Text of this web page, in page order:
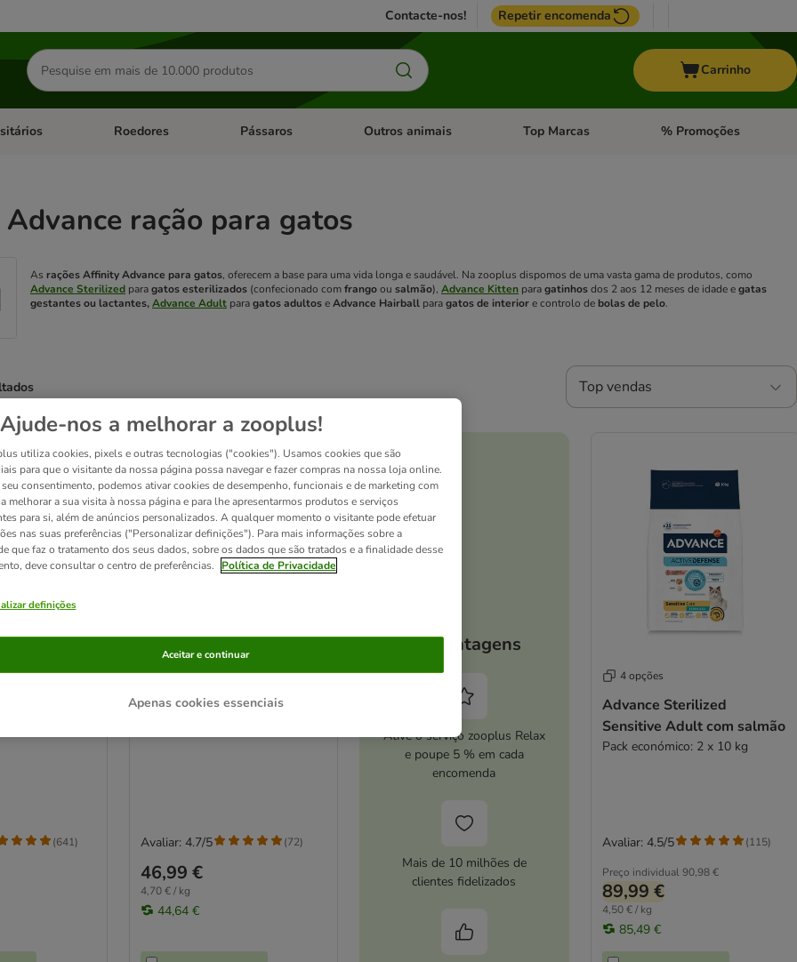
Contacte-nos! Repetir encomenda
Pesquisar
produtos
Carrinho
de categoria: Dieta Vet.Abrir menu de categoria: Antiparasitários
Roedores Abrir menu de categoria: Roedores
Pássaros Abrir menu de categoria: Pássaros
Outros animais Abrir menu de categoria: Outros animais
Top Marcas Abrir menu de categoria:
% Promoções
ração para gatos
As rações Affinity Advance para gatos, oferecem a base para uma vida longa e saudável. Na zooplus dispomos de uma vasta gama de produtos, como
Advance Sterilized paragatos esterilizados (confecionado comfrangoou salmão), Advance Kitten paragatinhosdos 2 aos 12 meses de idade egatas
gestantes ou lactantes,Advance Adult paragatos adultoseAdvance Hairball paragatos de interiore controlo de bolas de pelo.
Top vendas
been changed
Adult
(641)
4 opções
Advance Kitten com frango
46,99 €
4,70 € / kg
44,64 €
Avaliar: 4.7/5 (72)
As vantagens
Ative o serviço zooplus Relax
e poupe 5 % em cada
encomenda
Mais de 10 milhões de
clientes fidelizados
4 opções
Advance Sterilized
Sensitive Adult com salmão
Pack económico: 2 x 10 kg
Preço individual 90,98 €
89,99 €
4,50 € / kg
85,49 €
Avaliar: 4.5/5 (115)
Ajude-nos a melhorar a zooplus!
utiliza cookies, pixels e outras tecnologias ("cookies"). Usamos cookies que são
para que o visitante da nossa página possa navegar e fazer compras na nossa loja online.
consentimento, podemos ativar cookies de desempenho, funcionais e de marketing com
melhorar a sua visita à nossa página e para lhe apresentarmos produtos e serviços
para si, além de anúncios personalizados. A qualquer momento o visitante pode efetuar
nas suas preferências ("Personalizar definições"). Para mais informações sobre a
que faz o tratamento dos seus dados, sobre os dados que são tratados e a finalidade desse
deve consultar o centro de preferências.
Política de Privacidade
definições
Apenas cookies essenciais
Aceitar e continuar